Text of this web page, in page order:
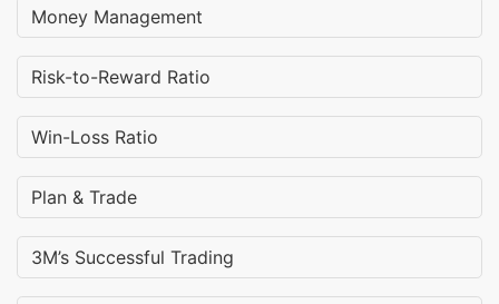
Money Management
Risk-to-Reward Ratio
Win-Loss Ratio
Plan & Trade
3M’s Successful Trading